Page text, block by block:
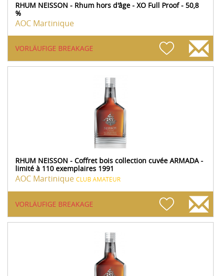
RHUM NEISSON - Rhum hors d'âge - XO Full Proof - 50,8
%
AOC Martinique
VORLÄUFIGE BREAKAGE
RHUM NEISSON - Coffret bois collection cuvée ARMADA -
limité à 110 exemplaires 1991
AOC Martinique CLUB AMATEUR
VORLÄUFIGE BREAKAGE